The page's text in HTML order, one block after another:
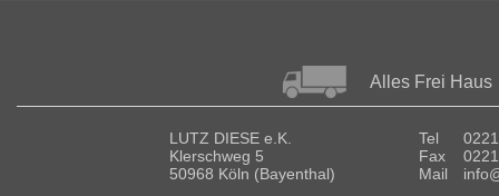
Alles Frei Haus
LUTZ DIESE e.K.
Klerschweg 5
50968 Köln (Bayenthal)
Tel
Fax
Mail